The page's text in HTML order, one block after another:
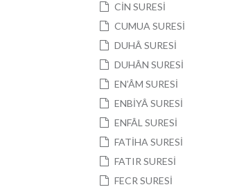
CİN SURESİ
CUMUA SURESİ
DUHÂ SURESİ
DUHÂN SURESİ
EN’ÂM SURESİ
ENBİYÂ SURESİ
ENFÂL SURESİ
FATİHA SURESİ
FATIR SURESİ
FECR SURESİ